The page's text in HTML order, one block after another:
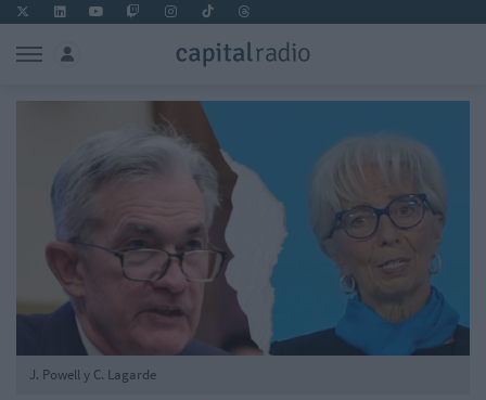
J. Powell y C. Lagarde